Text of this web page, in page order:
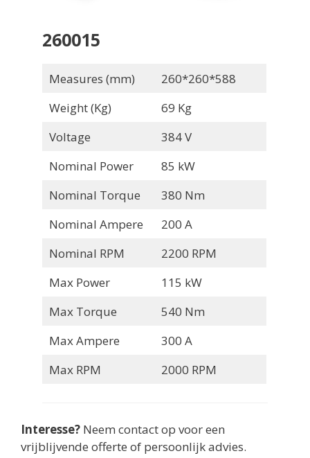
260015
Measures (mm)
260*260*588
Weight (Kg)
69 Kg
Voltage
384 V
Nominal Power
85 kW
Nominal Torque
380 Nm
Nominal Ampere
200 A
Nominal RPM
2200 RPM
Max Power
115 kW
Max Torque
540 Nm
Max Ampere
300 A
Max RPM
2000 RPM
Interesse? Neem contact op voor een
vrijblijvende offerte of persoonlijk advies.